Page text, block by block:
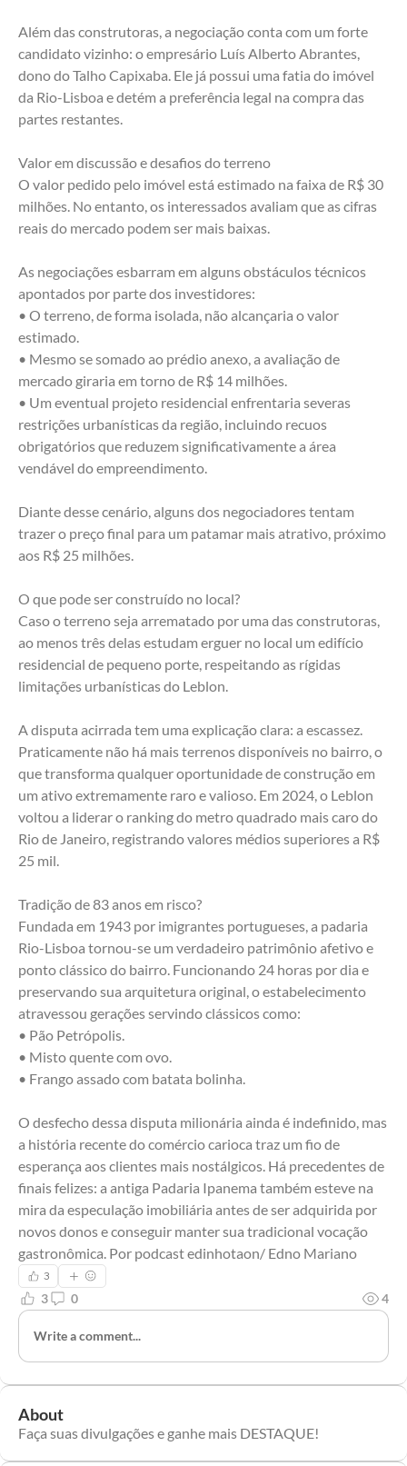
Além das construtoras, a negociação conta com um forte
candidato vizinho: o empresário Luís Alberto Abrantes,
dono do Talho Capixaba. Ele já possui uma fatia do imóvel
da Rio-Lisboa e detém a preferência legal na compra das
partes restantes.
Valor em discussão e desafios do terreno
O valor pedido pelo imóvel está estimado na faixa de R$ 30
milhões. No entanto, os interessados avaliam que as cifras
reais do mercado podem ser mais baixas.
As negociações esbarram em alguns obstáculos técnicos
apontados por parte dos investidores:
• O terreno, de forma isolada, não alcançaria o valor
estimado.
• Mesmo se somado ao prédio anexo, a avaliação de
mercado giraria em torno de R$ 14 milhões.
• Um eventual projeto residencial enfrentaria severas
restrições urbanísticas da região, incluindo recuos
obrigatórios que reduzem significativamente a área
vendável do empreendimento.
Diante desse cenário, alguns dos negociadores tentam
trazer o preço final para um patamar mais atrativo, próximo
aos R$ 25 milhões.
O que pode ser construído no local?
Caso o terreno seja arrematado por uma das construtoras,
ao menos três delas estudam erguer no local um edifício
residencial de pequeno porte, respeitando as rígidas
limitações urbanísticas do Leblon.
A disputa acirrada tem uma explicação clara: a escassez.
Praticamente não há mais terrenos disponíveis no bairro, o
que transforma qualquer oportunidade de construção em
um ativo extremamente raro e valioso. Em 2024, o Leblon
voltou a liderar o ranking do metro quadrado mais caro do
Rio de Janeiro, registrando valores médios superiores a R$
25 mil.
Tradição de 83 anos em risco?
Fundada em 1943 por imigrantes portugueses, a padaria
Rio-Lisboa tornou-se um verdadeiro patrimônio afetivo e
ponto clássico do bairro. Funcionando 24 horas por dia e
preservando sua arquitetura original, o estabelecimento
atravessou gerações servindo clássicos como:
• Pão Petrópolis.
• Misto quente com ovo.
• Frango assado com batata bolinha.
O desfecho dessa disputa milionária ainda é indefinido, mas
a história recente do comércio carioca traz um fio de
esperança aos clientes mais nostálgicos. Há precedentes de
finais felizes: a antiga Padaria Ipanema também esteve na
mira da especulação imobiliária antes de ser adquirida por
novos donos e conseguir manter sua tradicional vocação
gastronômica. Por podcast edinhotaon/ Edno Mariano
3
3 0 4
Write a comment...
About
Faça suas divulgações e ganhe mais DESTAQUE!